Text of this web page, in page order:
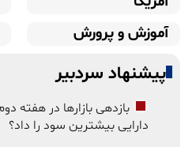
آموزش و پرورش
پیشنهاد سردبیر
دارایی بیشترین سود را داد؟